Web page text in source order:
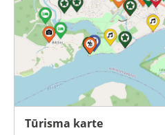
Tūrisma karte